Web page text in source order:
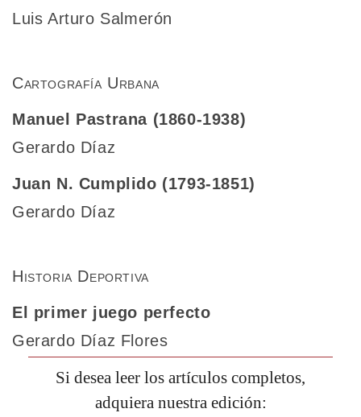
Luis Arturo Salmerón
Cartografía Urbana
Manuel Pastrana (1860-1938)
Gerardo Díaz
Juan N. Cumplido (1793-1851)
Gerardo Díaz
Historia Deportiva
El primer juego perfecto
Gerardo Díaz Flores
Si desea leer los artículos completos,
adquiera nuestra edición: